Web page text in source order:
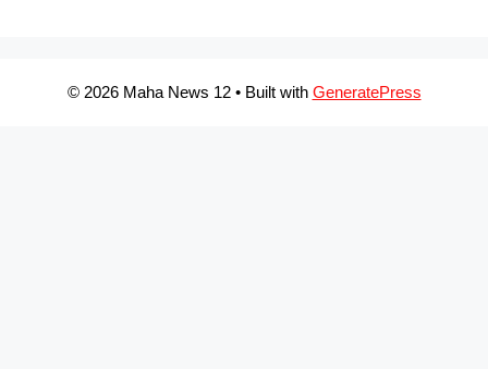
© 2026 Maha News 12• Built with GeneratePress